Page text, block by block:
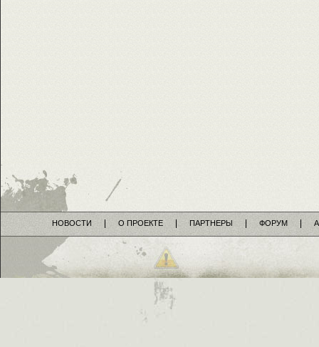
НОВОСТИ О ПРОЕКТЕ ПАРТНЕРЫ ФОРУМ